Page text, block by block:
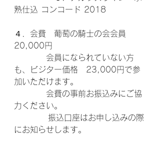
熟仕込 コンコード 2018
４．会費　葡萄の騎士の会会員
20,000円
会員になられていない方
も、ビジター価格　23,000円で参
会費の事前お振込みにご協
力ください。
振込口座はお申し込みの際
にお知らせします。